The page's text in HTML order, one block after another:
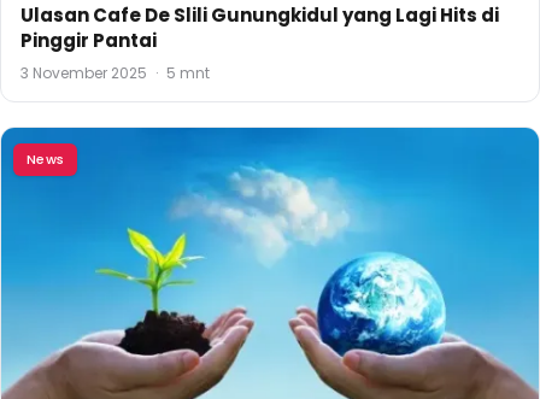
Ulasan Cafe De Slili Gunungkidul yang Lagi Hits di
Pinggir Pantai
3 November 2025 · 5 mnt
News